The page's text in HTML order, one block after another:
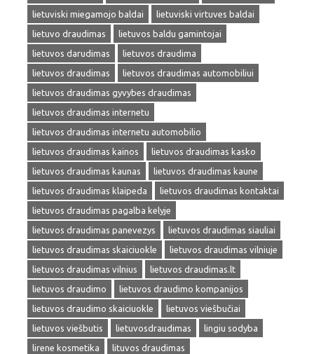
lietuviski miegamojo baldai
lietuviski virtuves baldai
lietuvo draudimas
lietuvos baldu gamintojai
lietuvos darudimas
lietuvos draudima
lietuvos draudimas
lietuvos draudimas automobiliui
lietuvos draudimas gyvybes draudimas
lietuvos draudimas internetu
lietuvos draudimas internetu automobilio
lietuvos draudimas kainos
lietuvos draudimas kasko
lietuvos draudimas kaunas
lietuvos draudimas kaune
lietuvos draudimas klaipeda
lietuvos draudimas kontaktai
lietuvos draudimas pagalba kelyje
lietuvos draudimas panevezys
lietuvos draudimas siauliai
lietuvos draudimas skaiciuokle
lietuvos draudimas vilniuje
lietuvos draudimas vilnius
lietuvos draudimas.lt
lietuvos draudimo
lietuvos draudimo kompanijos
lietuvos draudimo skaiciuokle
lietuvos viešbučiai
lietuvos viešbutis
lietuvosdraudimas
lingiu sodyba
lirene kosmetika
lituvos draudimas